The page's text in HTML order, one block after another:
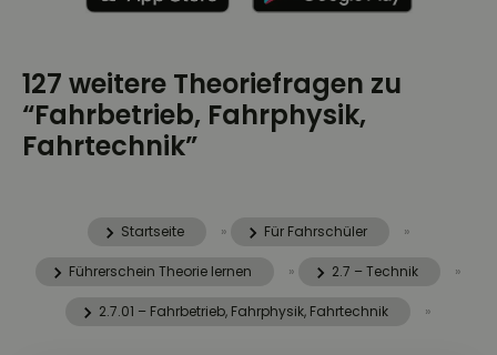
127 weitere Theoriefragen zu
“Fahrbetrieb, Fahrphysik,
Fahrtechnik”
Startseite » Für Fahrschüler »
Führerschein Theorie lernen » 2.7 – Technik »
2.7.01 – Fahrbetrieb, Fahrphysik, Fahrtechnik »